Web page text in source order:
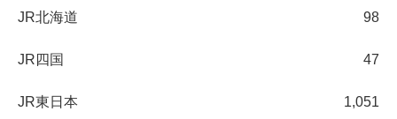
JR北海道 98
JR四国 47
JR東日本 1,051